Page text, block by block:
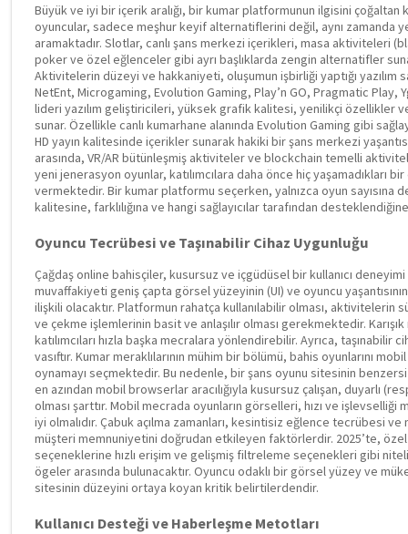
Büyük ve iyi bir içerik aralığı, bir kumar platformunun ilgisini çoğaltan
oyuncular, sadece meşhur keyif alternatiflerini değil, aynı zamanda
aramaktadır. Slotlar, canlı şans merkezi içerikleri, masa aktiviteleri
poker ve özel eğlenceler gibi ayrı başlıklarda zengin alternatifler
Aktivitelerin düzeyi ve hakkaniyeti, oluşumun işbirliği yaptığı yazılım
NetEnt, Microgaming, Evolution Gaming, Play’n GO, Pragmatic
lideri yazılım geliştiricileri, yüksek grafik kalitesi, yenilikçi özellikler
sunar. Özellikle canlı kumarhane alanında Evolution Gaming gibi
HD yayın kalitesinde içerikler sunarak hakiki bir şans merkezi
arasında, VR/AR bütünleşmiş aktiviteler ve blockchain temelli
yeni jenerasyon oyunlar, katılımcılara daha önce hiç yaşamadıkları
vermektedir. Bir kumar platformu seçerken, yalnızca oyun sayısına
kalitesine, farklılığına ve hangi sağlayıcılar tarafından
Oyuncu Tecrübesi ve Taşınabilir Cihaz Uygunluğu
Çağdaş online bahisçiler, kusursuz ve içgüdüsel bir kullanıcı deneyimi
muvaffakiyeti geniş çapta görsel yüzeyinin (UI) ve oyuncu
ilişkili olacaktır. Platformun rahatça kullanılabilir olması, aktivitelerin
ve çekme işlemlerinin basit ve anlaşılır olması gerekmektedir.
katılımcıları hızla başka mecralara yönlendirebilir. Ayrıca, taşınabilir
vasıftır. Kumar meraklılarının mühim bir bölümü, bahis oyunlarını
oynamayı seçmektedir. Bu nedenle, bir şans oyunu sitesinin
en azından mobil browserlar aracılığıyla kusursuz çalışan, duyarlı
olması şarttır. Mobil mecrada oyunların görselleri, hızı ve işlevselliği
iyi olmalıdır. Çabuk açılma zamanları, kesintisiz eğlence tecrübesi
müşteri memnuniyetini doğrudan etkileyen faktörlerdir. 2025’te,
seçeneklerine hızlı erişim ve gelişmiş filtreleme seçenekleri gibi
ögeler arasında bulunacaktır. Oyuncu odaklı bir görsel yüzey ve
sitesinin düzeyini ortaya koyan kritik belirtilerdendir.
Kullanıcı Desteği ve Haberleşme Metotları